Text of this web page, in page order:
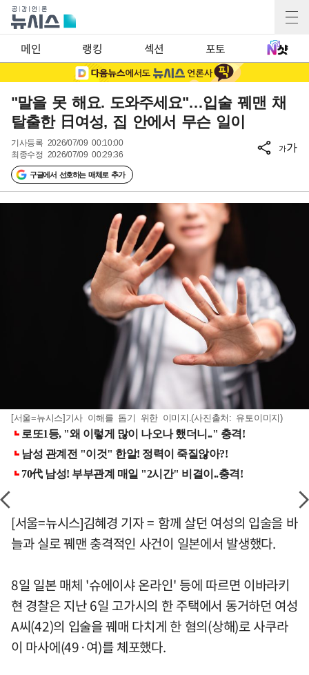
메인 랭킹 섹션 포토
"말을 못 해요. 도와주세요"…입술 꿰맨 채
탈출한 日여성, 집 안에서 무슨 일이
기사등록 2026/07/09 00:10:00
최종수정 2026/07/09 00:29:36
구글에서 선호하는 매체로 추가
가가
[서울=뉴시스]기사 이해를 돕기 위한 이미지.(사진출처: 유토이미지)
[서울=뉴시스]김혜경 기자 = 함께 살던 여성의 입술을 바
늘과 실로 꿰맨 충격적인 사건이 일본에서 발생했다.
8일 일본 매체 '슈에이샤 온라인' 등에 따르면 이바라키
현 경찰은 지난 6일 고가시의 한 주택에서 동거하던 여성
A씨(42)의 입술을 꿰매 다치게 한 혐의(상해)로 사쿠라
이 마사에(49·여)를 체포했다.